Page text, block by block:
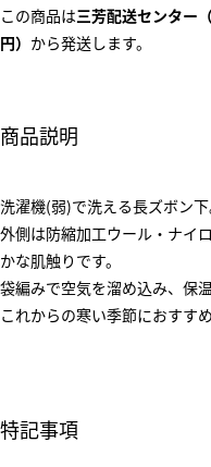
この商品は三芳配送センター
円） から発送します。
商品説明
洗濯機(弱)で洗える長ズボン下
外側は防縮加工ウール・ナイ
かな肌触りです。
袋編みで空気を溜め込み、保温
これからの寒い季節におすすめ
特記事項